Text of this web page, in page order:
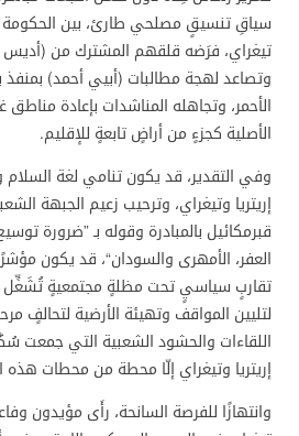
سياقِ تنسيقٍ مصلحي طارئ، بين الحكومة
تيغراي، فرَضه قلقهم المشترك من (أديس
وتصاعد لهجة مطالبات (أبيي أحمد)
الأحمر، وتجاهله المناشدات بإعادة مناطق
الأصلية كجزءٍ من أراضٍ تابعةٍ للإقليم.
وفي التقدير، قد يكون تنامي لغة السلام
إريتريا وتيغراي، وترحيب زعيم الجبهة
قبرمكائيل بالمبادرة وقوله بـ ”ضرورة
العفر، الأمهرى والسودان“، قد يكون
تقاربٍ سياسيٍ تحت مظلةٍ مجتمعيةٍ تُشَغِّل
لتليين المواقف وتهيئة الأرضية لتحالفٍ
اللقاءات والحشود الشعبية التي جمعت
إريتريا وتيغراي إلّا محطة من محطات هذه
وانتهازًا للفرصة السانحة، رأَى مؤيدون